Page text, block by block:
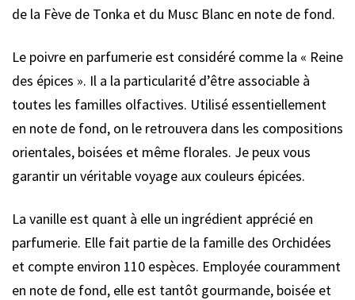
de la Fève de Tonka et du Musc Blanc en note de fond.
Le poivre en parfumerie est considéré comme la « Reine
des épices ». Il a la particularité d’être associable à
toutes les familles olfactives. Utilisé essentiellement
en note de fond, on le retrouvera dans les compositions
orientales, boisées et même florales. Je peux vous
garantir un véritable voyage aux couleurs épicées.
La vanille est quant à elle un ingrédient apprécié en
parfumerie. Elle fait partie de la famille des Orchidées
et compte environ 110 espèces. Employée couramment
en note de fond, elle est tantôt gourmande, boisée et